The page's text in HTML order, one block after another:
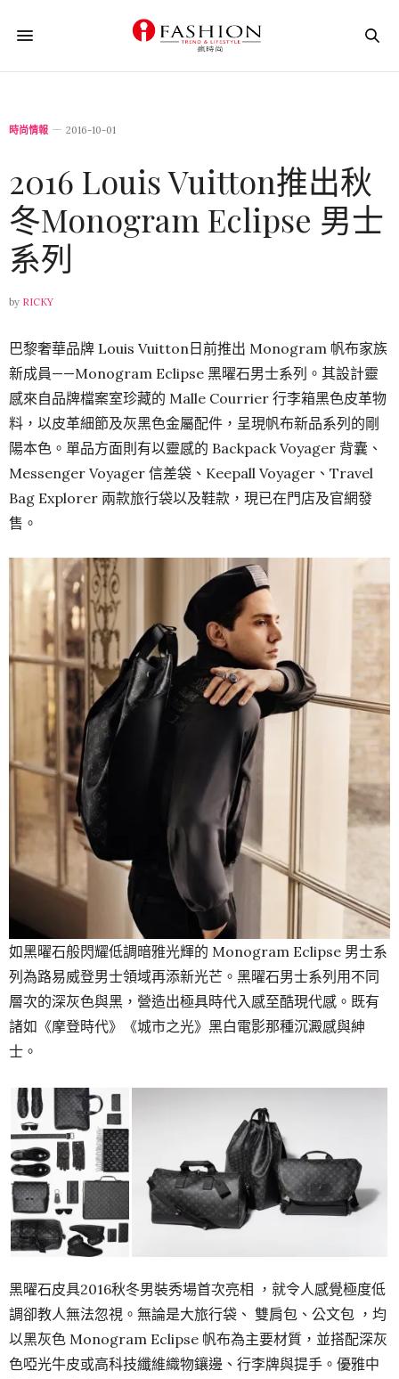
時尚情報 2016-10-01
2016 Louis Vuitton推出秋
冬Monogram Eclipse 男士
系列
by RICKY
巴黎奢華品牌 Louis Vuitton日前推出 Monogram 帆布家族
新成員——Monogram Eclipse 黑曜石男士系列。其設計靈
感來自品牌檔案室珍藏的 Malle Courrier 行李箱黑色皮革物
料，以皮革細節及灰黑色金屬配件，呈現帆布新品系列的剛
陽本色。單品方面則有以靈感的 Backpack Voyager 背囊、
Messenger Voyager 信差袋、Keepall Voyager、Travel
Bag Explorer 兩款旅行袋以及鞋款，現已在門店及官網發
售。
如黑曜石般閃耀低調暗雅光輝的 Monogram Eclipse 男士系
列為路易威登男士領域再添新光芒。黑曜石男士系列用不同
層次的深灰色與黑，營造出極具時代入感至酷現代感。既有
諸如《摩登時代》《城市之光》黑白電影那種沉澱感與紳
士。
黑曜石皮具2016秋冬男裝秀場首次亮相 ，就令人感覺極度低
調卻教人無法忽視。無論是大旅行袋、 雙肩包、公文包 ，均
以黑灰色 Monogram Eclipse 帆布為主要材質，並搭配深灰
色啞光牛皮或高科技纖維織物鑲邊、行李牌與提手。優雅中